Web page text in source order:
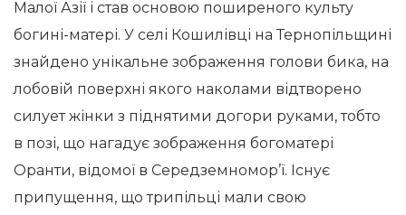
Малої Азії і став основою поширеного культу
богині-матері. У селі Кошилівці на Тернопільщині
знайдено унікальне зображення голови бика, на
лобовій поверхні якого наколами відтворено
силует жінки з піднятими догори руками, тобто
в позі, що нагадує зображення богоматері
Оранти, відомої в Середземномор’ї. Існує
припущення, що трипільці мали свою